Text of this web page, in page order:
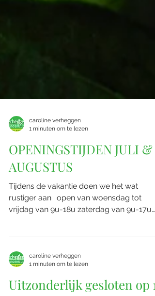
caroline verheggen
1 minuten om te lezen
OPENINGSTIJDEN JULI &
AUGUSTUS
Tijdens de vakantie doen we het wat
vrijdag van 9u-18u zaterdag van 9u-17u
en dinsdag de winkel blijft gans de
vakantieperiode open!
caroline verheggen
1 minuten om te lezen